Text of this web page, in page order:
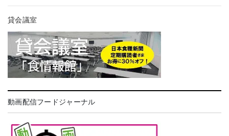
貸会議室
動画配信フードジャーナル